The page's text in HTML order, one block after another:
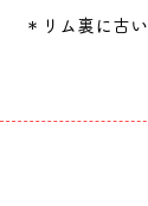
＊リム裏に古